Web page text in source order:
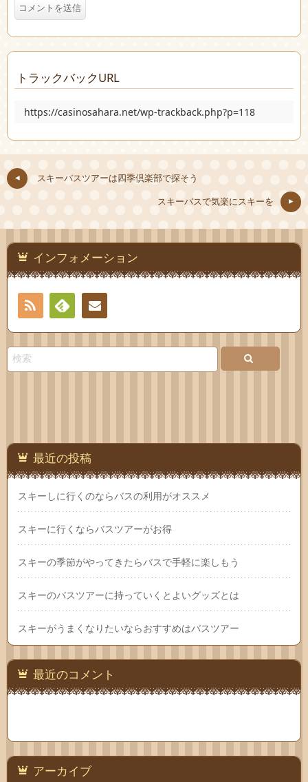
トラックバックURL
https://casinosahara.net/wp-trackback.php?p=118
スキーバスツアーは四季倶楽部で探そう
スキーバスで気楽にスキーを
インフォメーション
RSS
Feedlyお問
最近の投稿
スキーしに行くのならバスの利用がオススメ
スキーに行くならバスツアーがお得
スキーの季節がやってきたらバスで手軽に楽しもう
スキーのバスツアーに持っていくとよいグッズとは
スキーがうまくなりたいならおすすめはバスツアー
最近のコメント
アーカイブ